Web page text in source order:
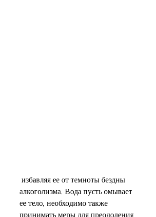
алкоголизма. Вода пусть омывает
ее тело, необходимо также